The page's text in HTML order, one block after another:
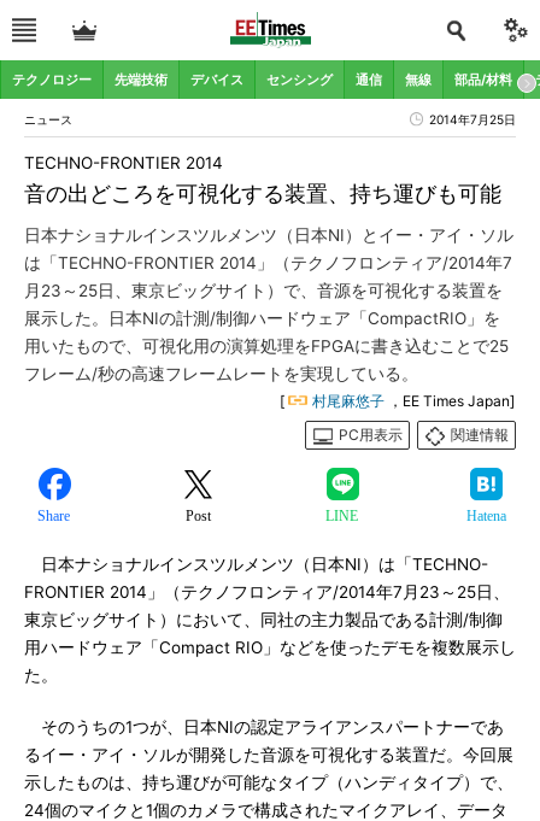
テクノロジー 先端技術 デバイス センシング 通信 無線 部品/材料
ニュース 2014年7月25日
音の出どころを可視化する装置、持ち運びも可能
TECHNO-FRONTIER 2014
日本ナショナルインスツルメンツ（日本NI）とイー・アイ・ソル
は「TECHNO-FRONTIER 2014」（テクノフロンティア/2014年7
月23～25日、東京ビッグサイト）で、音源を可視化する装置を
展示した。日本NIの計測/制御ハードウェア「CompactRIO」を
用いたもので、可視化用の演算処理をFPGAに書き込むことで25
フレーム/秒の高速フレームレートを実現している。
[ 村尾麻悠子 ，EE Times Japan]
PC用表示
関連情報
Share Post LINE Hatena
日本ナショナルインスツルメンツ（日本NI）は「TECHNO-
FRONTIER 2014」（テクノフロンティア/2014年7月23～25日、
東京ビッグサイト）において、同社の主力製品である計測/制御
用ハードウェア「Compact RIO」などを使ったデモを複数展示し
た。
そのうちの1つが、日本NIの認定アライアンスパートナーであ
るイー・アイ・ソルが開発した音源を可視化する装置だ。今回展
示したものは、持ち運びが可能なタイプ（ハンディタイプ）で、
24個のマイクと1個のカメラで構成されたマイクアレイ、データ